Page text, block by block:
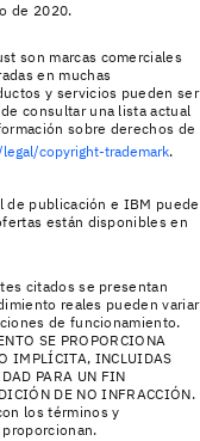
de 2020.
son marcas comerciales
en muchas
y servicios pueden ser
consultar una lista actual
sobre derechos de
copyright-trademark.
de publicación e IBM puede
están disponibles en
citados se presentan
reales pueden variar
de funcionamiento.
SE PROPORCIONA
IMPLÍCITA, INCLUIDAS
PARA UN FIN
DE NO INFRACCIÓN.
los términos y